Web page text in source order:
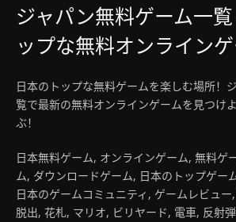
ジャパン無料ゲーム一覧
ップな無料オンライン
日本のトップな無料ゲームを楽しむ場所！
覧で最新の無料オンラインゲームを見つけ
ぶ！
日本無料ゲーム, オンラインゲーム, 無料ゲ
ム, ダウンロードゲーム, 日本のトップゲー
日本のゲームコミュニティ, ゲームレビュ
脱出, 花札, マリオ, ビリヤード, 電車, 反射